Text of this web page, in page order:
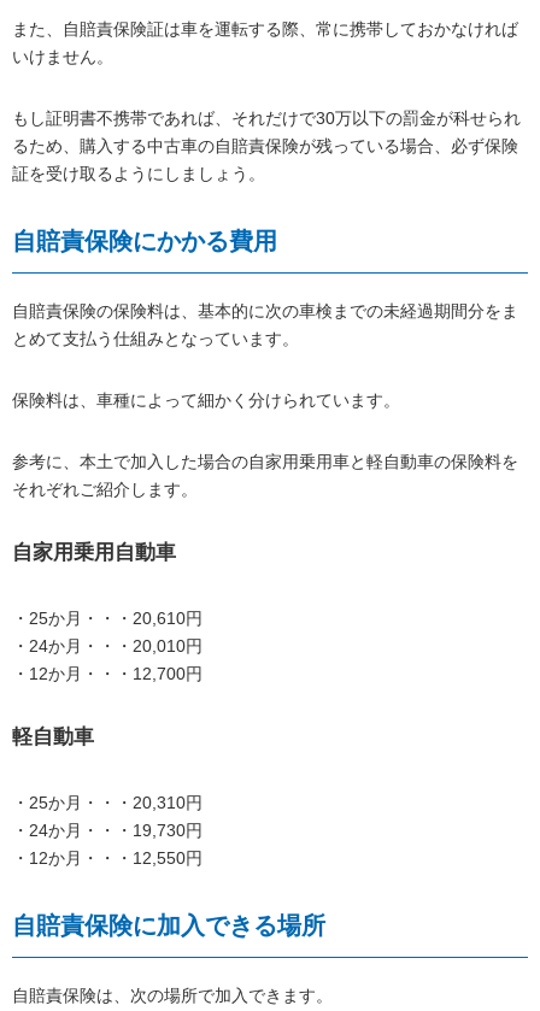
また、自賠責保険証は車を運転する際、常に携帯しておかなければ
いけません。
もし証明書不携帯であれば、それだけで30万以下の罰金が科せられ
るため、購入する中古車の自賠責保険が残っている場合、必ず保険
証を受け取るようにしましょう。
自賠責保険にかかる費用
自賠責保険の保険料は、基本的に次の車検までの未経過期間分をま
とめて支払う仕組みとなっています。
保険料は、車種によって細かく分けられています。
参考に、本土で加入した場合の自家用乗用車と軽自動車の保険料を
それぞれご紹介します。
自家用乗用自動車
・25か月・・・20,610円
・24か月・・・20,010円
・12か月・・・12,700円
軽自動車
・25か月・・・20,310円
・24か月・・・19,730円
・12か月・・・12,550円
自賠責保険に加入できる場所
自賠責保険は、次の場所で加入できます。